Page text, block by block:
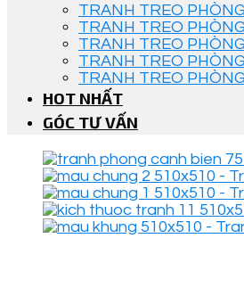
TRANH TREO
TRANH TREO
TRANH TREO
TRANH TREO
TRANH TREO
HOT NHẤT
GÓC TƯ VẤN